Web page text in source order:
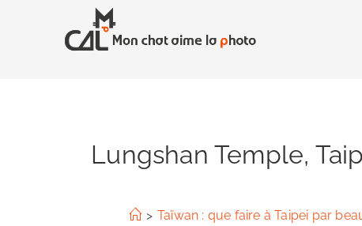
Lungshan Temple,
> Taïwan : que faire à Taipei par